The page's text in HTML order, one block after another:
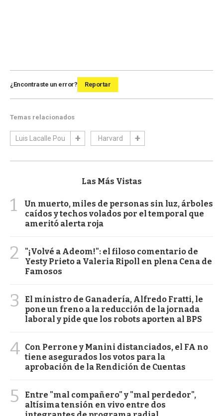
¿Encontraste un error? Reportar
Temas relacionados
Luis Lacalle Pou Harvard
Las Más Vistas
1
Un muerto, miles de personas sin luz, árboles
caídos y techos volados por el temporal que
ameritó alerta roja
2
"¡Volvé a Adeom!": el filoso comentario de
Yesty Prieto a Valeria Ripoll en plena Cena de
Famosos
3
El ministro de Ganadería, Alfredo Fratti, le
pone un freno a la reducción de la jornada
laboral y pide que los robots aporten al BPS
4 Con Perrone y Manini distanciados, el FA no
tiene asegurados los votos para la
aprobación de la Rendición de Cuentas
5
Entre "mal compañero" y "mal perdedor",
altísima tensión en vivo entre dos